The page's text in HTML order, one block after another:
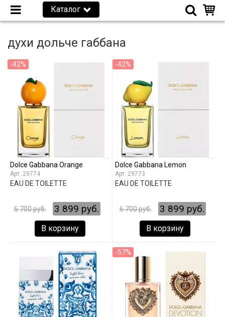
Каталог
духи дольче габбана
-42%
Dolce Gabbana Orange
29774
EAU DE TOILETTE
6 700 руб. 3 899 руб.
В корзину
-42%
Dоlсе Gаbbаnа Lemon
29773
EAU DE TOILETTE
6 700 руб. 3 899 руб.
В корзину
-57%